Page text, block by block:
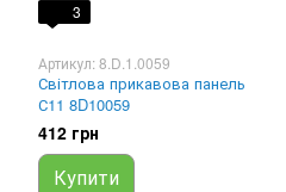
3
Артикул: 8.D.1.0059
Світлова прикавова панель
С11 8D10059
412 грн
Купити